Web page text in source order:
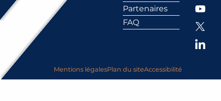
Partenaires
FAQ
Mentions légalesPlan du siteAccessibilité